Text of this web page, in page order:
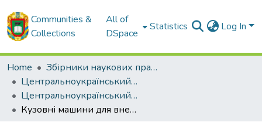
Communities &
Collections
All of
DSpace
Statistics Log In
Home
Збірники наукових праць ЦНТУ
Центральноукраїнський науковий вісник. Технічні науки.
Центральноукраїнський науковий вісник. Технічні науки. Випуск 6. Частина 1. - 2022
Кузовні машини для внесення твердих органічних добрив: потужність на привод робочих органів і пропускна спроможність машин